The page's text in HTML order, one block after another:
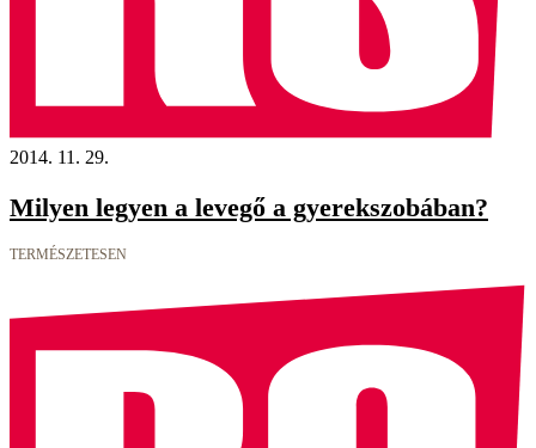
2014. 11. 29.
Milyen legyen a levegő a gyerekszobában?
TERMÉSZETESEN